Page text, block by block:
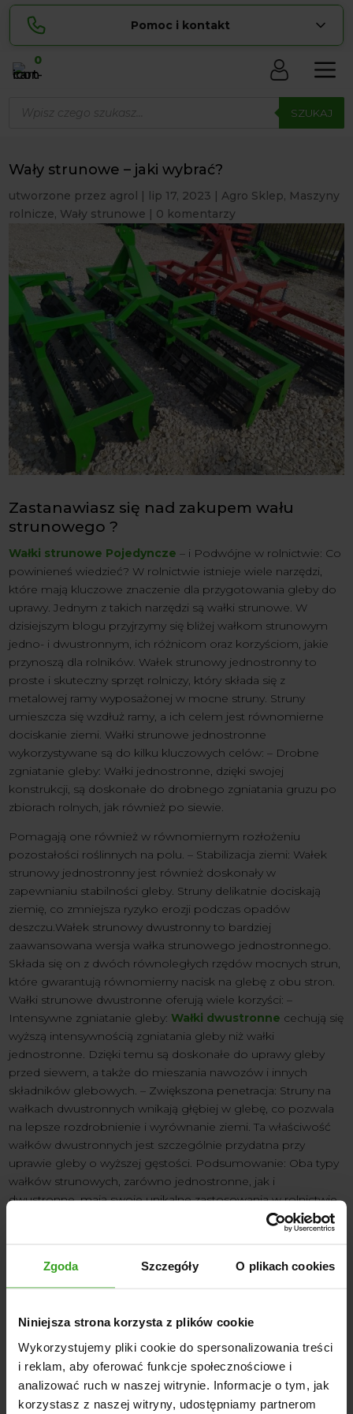
Zgoda Szczegóły O plikach cookies
Niniejsza strona korzysta z plików cookie
Wykorzystujemy pliki cookie do spersonalizowania treści
i reklam, aby oferować funkcje społecznościowe i
analizować ruch w naszej witrynie. Informacje o tym, jak
korzystasz z naszej witryny, udostępniamy partnerom
Pomoc i kontakt
Lucyna
pokaż numer
534 853 ...
biuro@ ...
Biuro obsługi klienta czynne Pn-Sb: 8:00 – 20:00
0
produktów SZUKAJ
Wały strunowe – jaki wybrać?
utworzone przez agrol | lip 17, 2023 |Agro Sklep, Maszyny
rolnicze, Wały strunowe | 0 komentarzy
Zastanawiasz się nad zakupem wału
strunowego ?
Wałki strunowe Pojedyncze – i Podwójne w rolnictwie: Co
powinieneś wiedzieć? W rolnictwie istnieje wiele narzędzi,
które mają kluczowe znaczenie dla przygotowania gleby do
uprawy. Jednym z takich narzędzi są wałki strunowe. W
dzisiejszym blogu przyjrzymy się bliżej wałkom strunowym
jedno- i dwustronnym, ich różnicom oraz korzyściom, jakie
przynoszą dla rolników. Wałek strunowy jednostronny to
proste i skuteczny sprzęt rolniczy, który składa się z
metalowej ramy wyposażonej w mocne struny. Struny
umieszcza się wzdłuż ramy, a ich celem jest równomierne
dociskanie ziemi. Wałki strunowe jednostronne
wykorzystywane są do kilku kluczowych celów: – Drobne
zgniatanie gleby: Wałki jednostronne, dzięki swojej
konstrukcji, są doskonałe do drobnego zgniatania gruzu po
zbiorach rolnych, jak również po siewie.
Pomagają one również w równomiernym rozłożeniu
pozostałości roślinnych na polu. – Stabilizacja ziemi: Wałek
strunowy jednostronny jest również doskonały w
zapewnianiu stabilności gleby. Struny delikatnie dociskają
ziemię, co zmniejsza ryzyko erozji podczas opadów
deszczu.Wałek strunowy dwustronny to bardziej
zaawansowana wersja wałka strunowego jednostronnego.
Składa się on z dwóch równoległych rzędów mocnych strun,
które gwarantują równomierny nacisk na glebę z obu stron.
Wałki strunowe dwustronne oferują wiele korzyści: –
Intensywne zgniatanie gleby:Wałki dwustronne cechują się
wyższą intensywnością zgniatania gleby niż wałki
jednostronne. Dzięki temu są doskonałe do uprawy gleby
przed siewem, a także do mieszania nawozów i innych
składników glebowych. – Zwiększona penetracja: Struny na
wałkach dwustronnych wnikają głębiej w glebę, co pozwala
na lepsze rozdrobnienie i wyrównanie ziemi. Ta właściwość
wałków dwustronnych jest szczególnie przydatna przy
uprawie gleby o wyższej gęstości. Podsumowanie: Oba typy
wałków strunowych, zarówno jednostronne, jak i
dwustronne, mają swoje unikalne zastosowania w rolnictwie.
Wybór pomiędzy nimi zależy od konkretnych potrzeb i
stabilizacji, podczas gdy wałki strunowe dwustronne budzą
się ze zwiększoną penetracją i intensywnością zgniatania
zrozumieniu różnic między tymi dwoma typami wałków
strunowych, a także w wyborze odpowiedniego narzędzia do
ich indywidualnych potrzeb. Pamiętaj, że prawidłowe
zastosowanie wałków strunowych jest kluczem do